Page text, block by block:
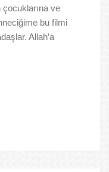
çocuklarına ve
bu filmi
Allah’a